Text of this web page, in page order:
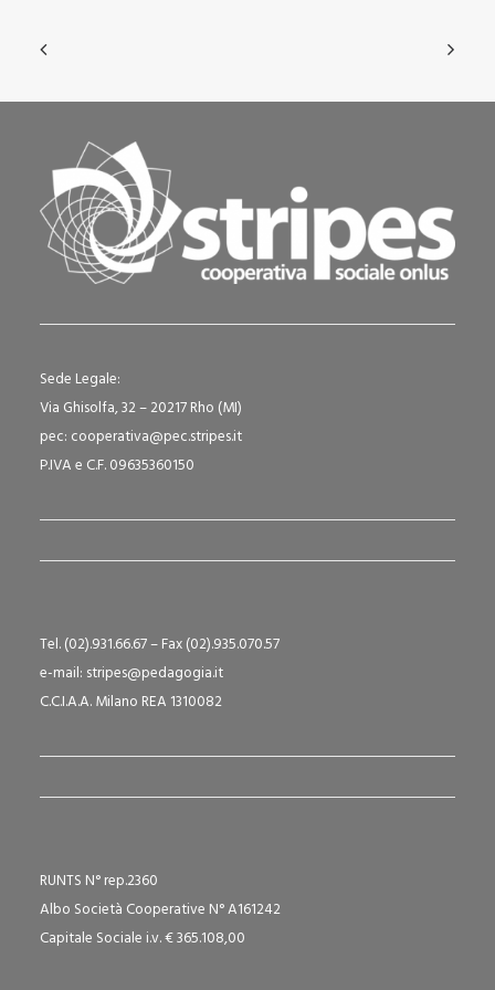
Sede Legale:
Via Ghisolfa, 32 – 20217 Rho (MI)
pec: cooperativa@pec.stripes.it
P.IVA e C.F. 09635360150
Tel. (02).931.66.67 – Fax (02).935.070.57
e-mail: stripes@pedagogia.it
C.C.I.A.A. Milano REA 1310082
RUNTS N° rep.2360
Albo Società Cooperative N° A161242
Capitale Sociale i.v. € 365.108,00